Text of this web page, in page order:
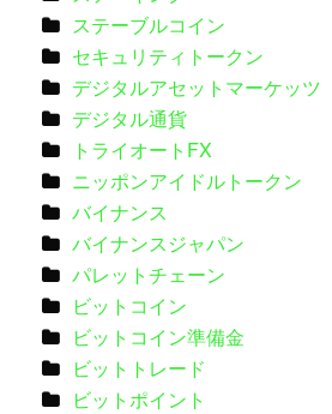
ステーブルコイン
セキュリティトークン
デジタルアセットマーケッツ
デジタル通貨
トライオートFX
ニッポンアイドルトークン
バイナンス
バイナンスジャパン
パレットチェーン
ビットコイン
ビットコイン準備金
ビットトレード
ビットポイント